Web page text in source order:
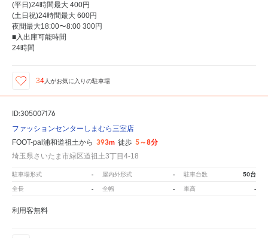
(平日)24時間最大 400円
(土日祝)24時間最大 600円
夜間最大18:00〜8:00 300円
■入出庫可能時間
24時間
34 人がお気に入りの駐車場
ID:305007176
ファッションセンターしまむら三室店
FOOT-pal浦和道祖土から 393m 徒歩 5～8分
埼玉県さいたま市緑区道祖土3丁目4-18
駐車場形式 - 屋内外形式 - 駐車台数 50台
全長 - 全幅 - 車高 -
利用客無料